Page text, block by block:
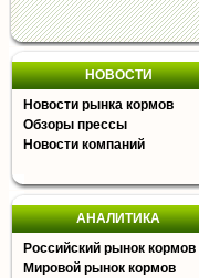
НОВОСТИ
Новости рынка кормов
Обзоры прессы
Новости компаний
АНАЛИТИКА
Российский рынок кормов
Мировой рынок кормов